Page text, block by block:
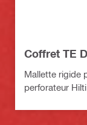
Coffret TE
Mallette rigide
perforateur